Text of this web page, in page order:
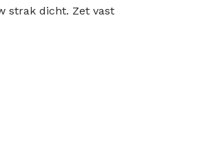
strak dicht. Zet vast